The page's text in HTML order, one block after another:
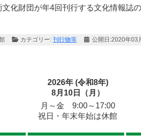
化財団が年4回刊行する文化情報誌
カテゴリー: 刊行物等 公開日:2020年03
2026年 (令和8年)
8月10日（月）
月～金 9:00～17:00
祝日・年末年始は休館